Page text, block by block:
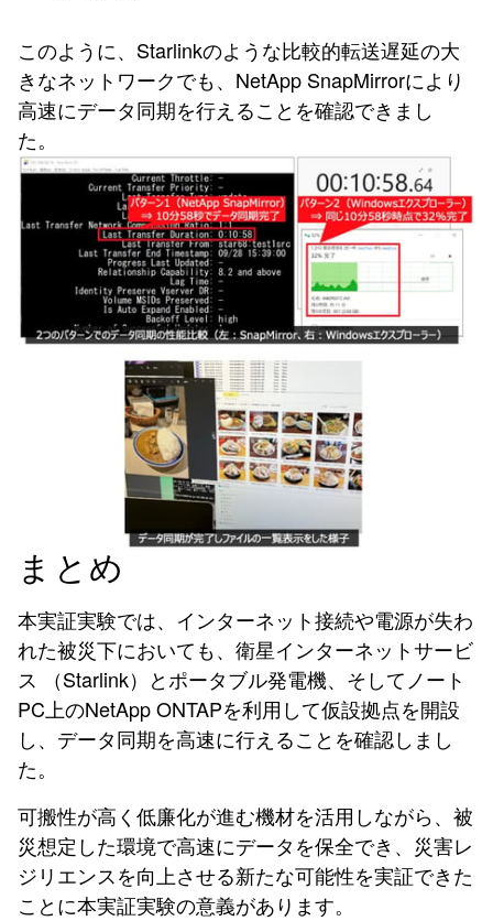
このように、Starlinkのような比較的転送遅延の大
きなネットワークでも、NetApp SnapMirrorにより
高速にデータ同期を行えることを確認できまし
た。
まとめ
本実証実験では、インターネット接続や電源が失わ
れた被災下においても、衛星インターネットサービ
ス （Starlink）とポータブル発電機、そしてノート
PC上のNetApp ONTAPを利用して仮設拠点を開設
し、データ同期を高速に行えることを確認しまし
た。
可搬性が高く低廉化が進む機材を活用しながら、被
災想定した環境で高速にデータを保全でき、災害レ
ジリエンスを向上させる新たな可能性を実証できた
ことに本実証実験の意義があります。